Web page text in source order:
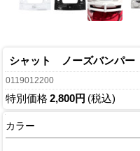
シャット ノーズバンパー
0119012200
特別価格 2,800円 (税込)
カラー